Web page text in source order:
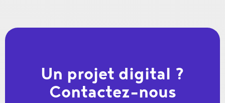
Un projet digital ?
Contactez-nous